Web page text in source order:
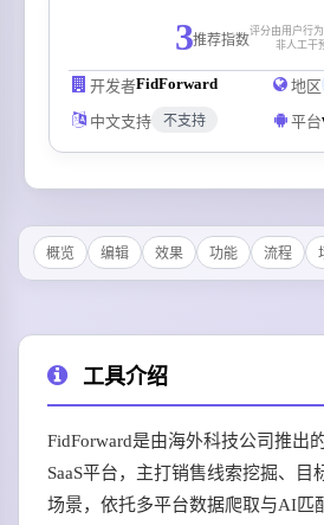
3推荐指数
评分由用户行为
非人工干
开发者FidForward 地区
中文支持 不支持 平台
概览 编辑 效果 功能 流程
工具介绍
FidForward是由海外科技公司推出
SaaS平台，主打销售线索挖掘、目
场景，依托多平台数据爬取与AI匹